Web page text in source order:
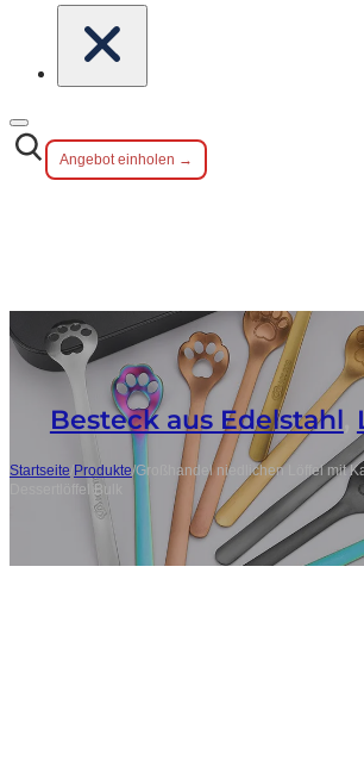
Angebot einholen →
Besteck aus Edelstahl
Startseite Produkte/Großhandel niedlichen Löffel mit
Dessertlöffel Bulk